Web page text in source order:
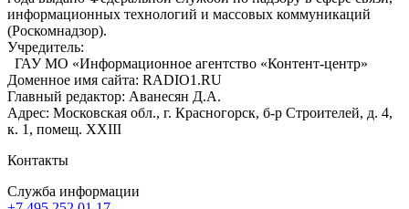
информационных технологий и массовых коммуникаций
(Роскомнадзор).
Учредитель:
ГАУ МО «Информационное агентство «Контент-центр»
Доменное имя сайта: RADIO1.RU
Главный редактор: Аванесян Д.А.
Адрес: Московская обл., г. Красногорск, б-р Строителей, д. 4,
к. 1, помещ. XXIII
Контакты
Служба информации